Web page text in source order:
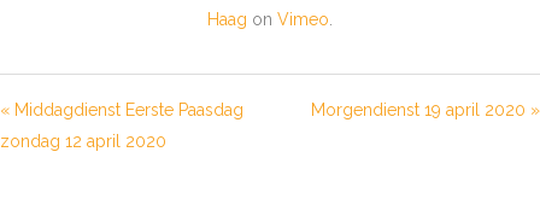
Haag on Vimeo
« Middagdienst Eerste Paasdag
zondag 12 april 2020
Morgendienst 19 april 2020 »